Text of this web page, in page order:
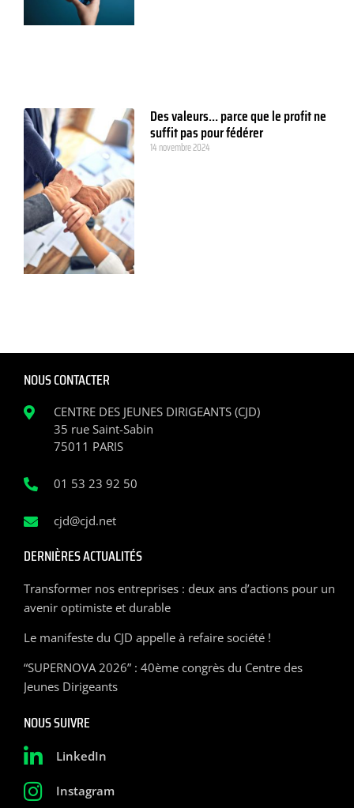
Des valeurs… parce que le profit ne
suffit pas pour fédérer
14 novembre 2024
NOUS CONTACTER
CENTRE DES JEUNES DIRIGEANTS (CJD)
35 rue Saint-Sabin
75011 PARIS
01 53 23 92 50
cjd@cjd.net
DERNIÈRES ACTUALITÉS
Transformer nos entreprises : deux ans d’actions pour un
avenir optimiste et durable
Le manifeste du CJD appelle à refaire société !
“SUPERNOVA 2026” : 40ème congrès du Centre des
Jeunes Dirigeants
NOUS SUIVRE
LinkedIn
Instagram